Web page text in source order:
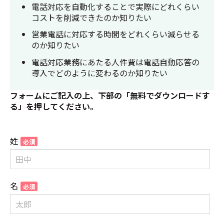
電話対応を自動化することで実際にどれくらい
コストを削減できたのか知りたい
営業電話に対応する時間をどれくらい減らせる
のか知りたい
電話対応業務にあたる人件費は電話自動応答の
導入でどのように変わるのか知りたい
フォームにご記入の上、下部の「無料でダウンロードす
る」を押してください。
姓
名